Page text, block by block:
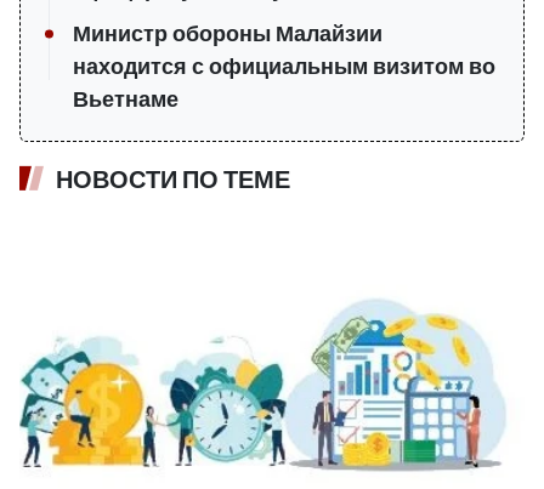
Министр обороны Малайзии
находится с официальным визитом во
Вьетнаме
НОВОСТИ ПО ТЕМЕ